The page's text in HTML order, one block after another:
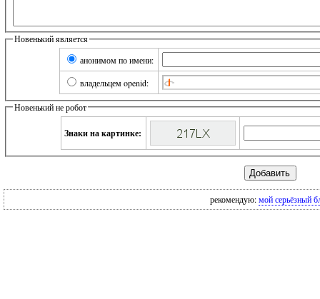
Новенький является
анонимом по имени:
владельцем openid:
Новенький не робот
Знаки на картинке:
рекомендую: мой серьёзный